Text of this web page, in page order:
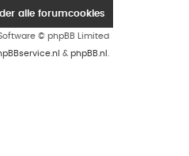
alle forumcookies
© phpBB Limited
& phpBB.nl